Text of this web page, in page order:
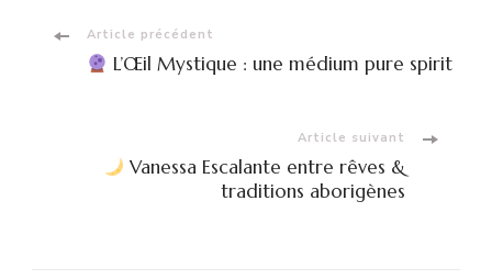
Navigation
Article précédent
L’Œil Mystique : une médium pure spirit
Article suivant
Vanessa Escalante entre rêves &
traditions aborigènes